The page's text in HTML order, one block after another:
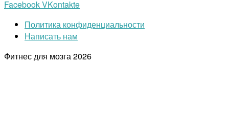
FacebookVKontakte
Политика конфиденциальности
Написать нам
Фитнес для мозга2026